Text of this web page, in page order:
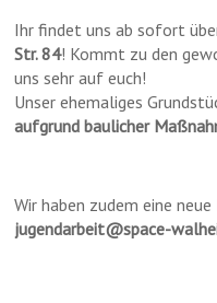
Ihr findet uns ab sofort
Str. 84! Kommt zu den
uns sehr auf euch!
Unser ehemaliges
aufgrund baulicher
Wir haben zudem eine
jugendarbeit@space-